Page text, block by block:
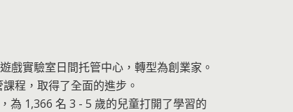
戲實驗室日間托管中心，轉型為創業家。
程，取得了全面的進步。
為 1,366 名 3 - 5 歲的兒童打開了學習的